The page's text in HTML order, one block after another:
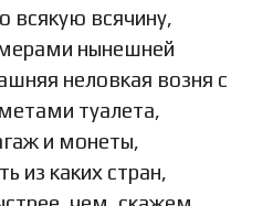
всякую всячину,
нынешней
неловкая возня с
туалета,
и монеты,
из каких стран,